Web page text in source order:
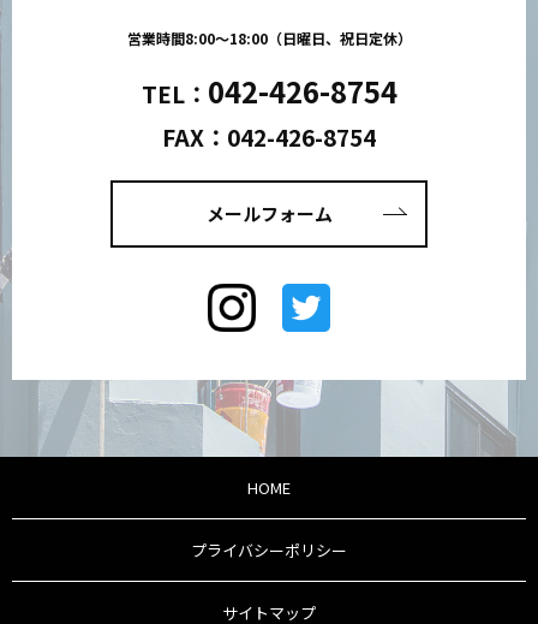
営業時間8:00～18:00（日曜日、祝日定休）
TEL： 042-426-8754
FAX：042-426-8754
メールフォーム
HOME
プライバシーポリシー
サイトマップ